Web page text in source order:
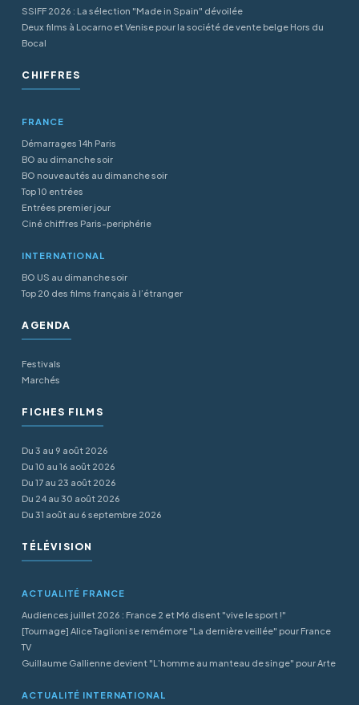
SSIFF 2026 : La sélection "Made in Spain" dévoilée
Deux films à Locarno et Venise pour la société de vente belge Hors du
Bocal
CHIFFRES
FRANCE
Démarrages 14h Paris
BO au dimanche soir
BO nouveautés au dimanche soir
Top 10 entrées
Entrées premier jour
Ciné chiffres Paris-periphérie
INTERNATIONAL
BO US au dimanche soir
Top 20 des films français à l’étranger
AGENDA
Festivals
Marchés
FICHES FILMS
Du 3 au 9 août 2026
Du 10 au 16 août 2026
Du 17 au 23 août 2026
Du 24 au 30 août 2026
Du 31 août au 6 septembre 2026
TÉLÉVISION
ACTUALITÉ FRANCE
Audiences juillet 2026 : France 2 et M6 disent "vive le sport !"
[Tournage] Alice Taglioni se remémore "La dernière veillée" pour France
TV
Guillaume Gallienne devient "L’homme au manteau de singe" pour Arte
ACTUALITÉ INTERNATIONAL